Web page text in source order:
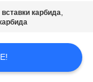
карбида,